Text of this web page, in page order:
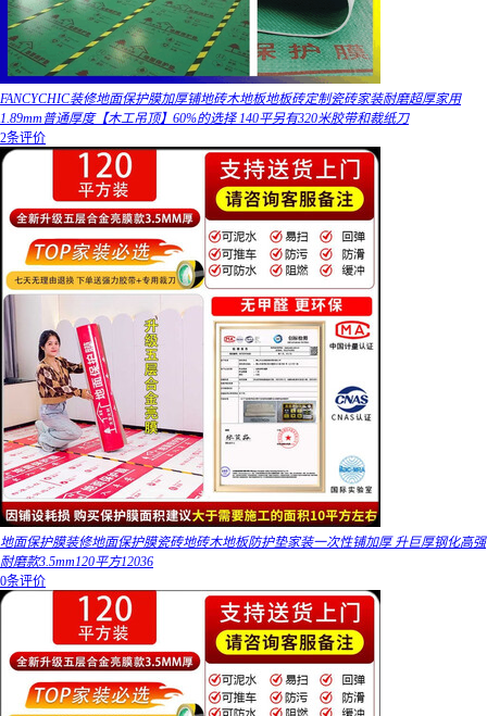
FANCYCHIC装修地面保护膜加厚铺地砖木地板地板砖定制瓷砖家装耐磨超厚家用
1.89mm普通厚度【木工吊顶】60%的选择 140平另有320米胶带和裁纸刀
2条评价
地面保护膜装修地面保护膜瓷砖地砖木地板防护垫家装一次性铺加厚 升巨厚钢化高强
耐磨款3.5mm120平方12036
0条评价